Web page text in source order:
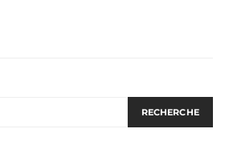
RECHERCHE